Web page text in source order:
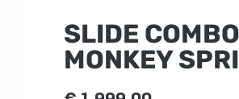
SLIDE
MONKEY